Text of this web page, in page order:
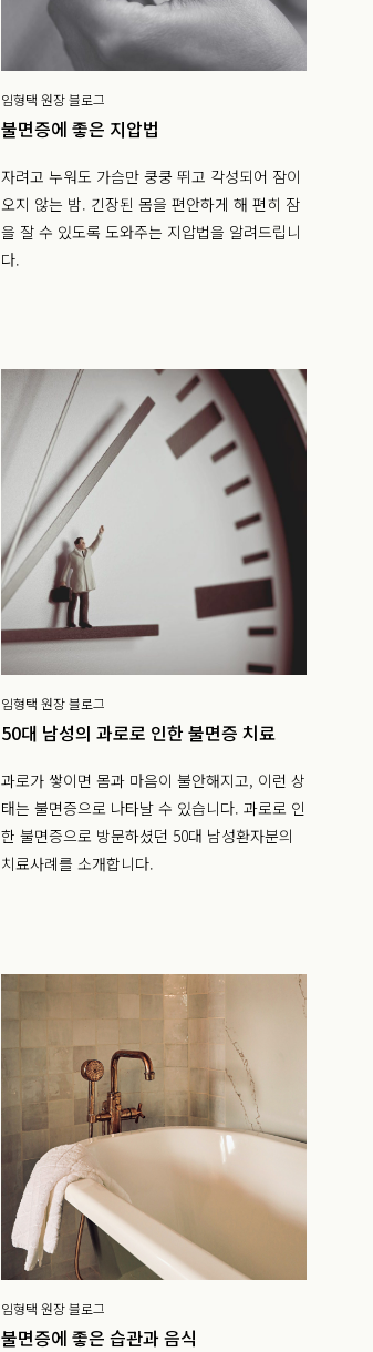
임형택 원장 블로그
불면증에 좋은 지압법
자려고 누워도 가슴만 쿵쿵 뛰고 각성되어 잠이
오지 않는 밤. 긴장된 몸을 편안하게 해 편히 잠
을 잘 수 있도록 도와주는 지압법을 알려드립니
다.
임형택 원장 블로그
50대 남성의 과로로 인한 불면증 치료
과로가 쌓이면 몸과 마음이 불안해지고, 이런 상
태는 불면증으로 나타날 수 있습니다. 과로로 인
한 불면증으로 방문하셨던 50대 남성환자분의
치료사례를 소개합니다.
임형택 원장 블로그
불면증에 좋은 습관과 음식